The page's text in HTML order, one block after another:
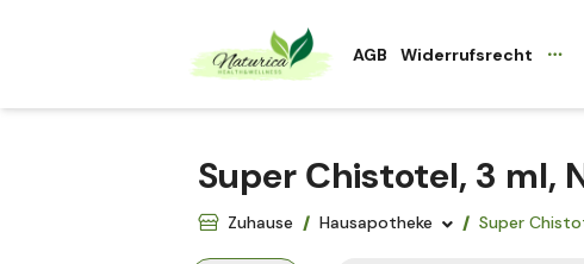
AGB Widerrufsrecht
Super Сhistotel, 3 ml,
Zuhause Hausapotheke Super